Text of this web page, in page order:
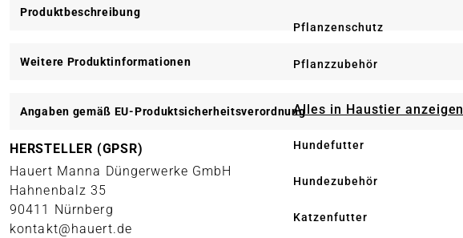
Pflanzenschutz
Pflanzzubehör
Alles in Haustier anzeigen
Hundefutter
Hundezubehör
Katzenfutter
Produktbeschreibung
Weitere Produktinformationen
Angaben gemäß EU-Produktsicherheitsverordnung
HERSTELLER (GPSR)
Hauert Manna Düngerwerke GmbH
Hahnenbalz 35
90411 Nürnberg
kontakt@hauert.de